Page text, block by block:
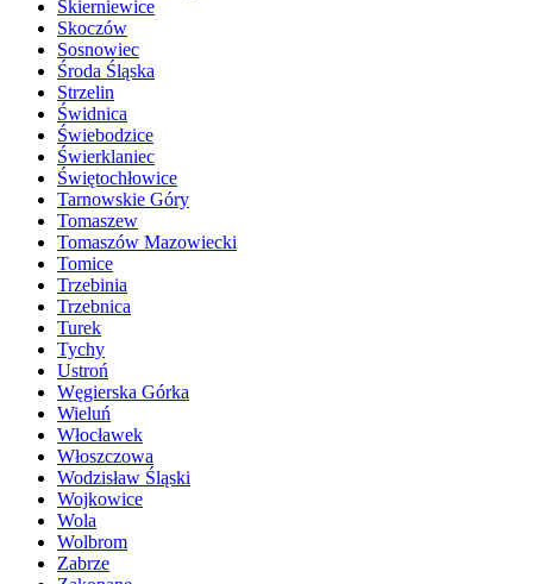
Skierniewice
Skoczów
Sosnowiec
Środa Śląska
Strzelin
Świdnica
Świebodzice
Świerklaniec
Świętochłowice
Tarnowskie Góry
Tomaszew
Tomaszów Mazowiecki
Tomice
Trzebinia
Trzebnica
Turek
Tychy
Ustroń
Węgierska Górka
Wieluń
Włocławek
Włoszczowa
Wodzisław Śląski
Wojkowice
Wola
Wolbrom
Zabrze